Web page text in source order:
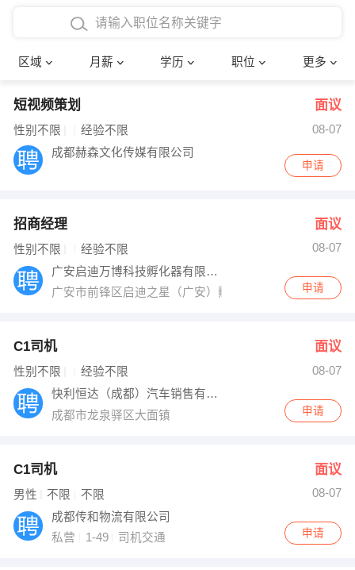
区域 月薪 学历 职位 更多
4000-5000元
8000-12000元
12000-20000元
博士
文员
财务会计
网络IT
快递员
收银员 技术员/工程师
水电/机修
出纳
编辑
跟单
其他职位
确定
短视频策划 面议
性别不限 经验不限
08-07
成都赫森文化传媒有限公司
申请
招商经理 面议
性别不限 经验不限
08-07
广安启迪万博科技孵化器有限公司
广安市前锋区启迪之星（广安）孵化基地
申请
C1司机 面议
性别不限 经验不限
08-07
快利恒达（成都）汽车销售有限公司
成都市龙泉驿区大面镇
申请
C1司机 面议
男性 不限 不限
08-07
成都传和物流有限公司
私营
1-49 司机交通 申请